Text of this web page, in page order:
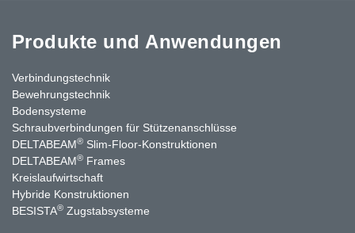
Produkte und Anwendungen
Verbindungstechnik
Bewehrungstechnik
Bodensysteme
Schraubverbindungen für Stützenanschlüsse
DELTABEAM® Slim-Floor-Konstruktionen
DELTABEAM® Frames
Kreislaufwirtschaft
Hybride Konstruktionen
BESISTA® Zugstabsysteme